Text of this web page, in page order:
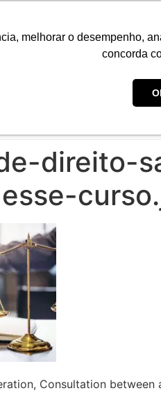
melhorar o desempenho,
concorda
direito-
Consultation